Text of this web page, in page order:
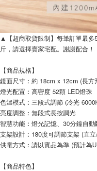
▲【超商取貨限制】每筆訂單最
斤，請選擇賣家宅配。謝謝配合！
【商品規格】
鏡面尺寸：約 18cm x 12cm (長方
燈光配置：高密度 52顆 LED燈珠
色溫模式：三段式調節 (冷光
亮度調整：無段式長按調光
智慧功能：燈光記憶、30分鐘自動
支架設計：180度可調節支架 (直
供電方式：請以實品為準 (預計為
【商品特色】